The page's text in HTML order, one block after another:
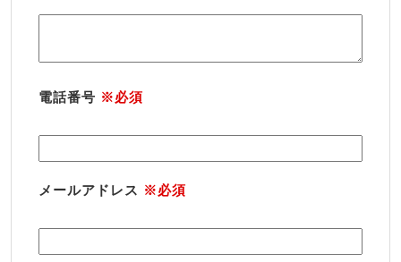
電話番号 ※必須
メールアドレス ※必須